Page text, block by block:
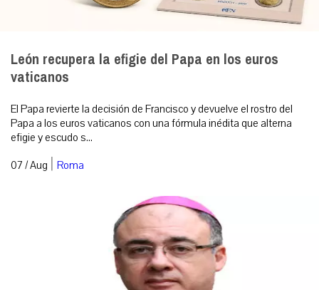
León recupera la efigie del Papa en los euros
vaticanos
El Papa revierte la decisión de Francisco y devuelve el rostro del
Papa a los euros vaticanos con una fórmula inédita que alterna
efigie y escudo s...
07 / Aug | Roma